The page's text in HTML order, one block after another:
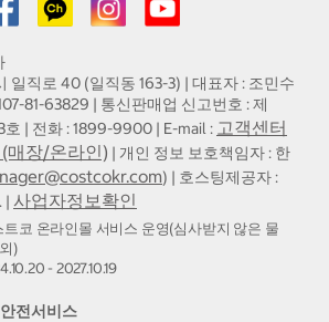
일직로 40 (일직동 163-3) | 대표자 : 조민수
81-63829 | 통신판매업 신고번호 : 제
| 전화 : 1899-9900 | E-mail : 고객센터
매장/온라인) | 개인 정보 보호책임자 : 한
) | 호스팅제공자 :
| 사업자정보확인
코 온라인몰 서비스 운영(심사받지 않은 물
)
- 2027.10.19
전서비스